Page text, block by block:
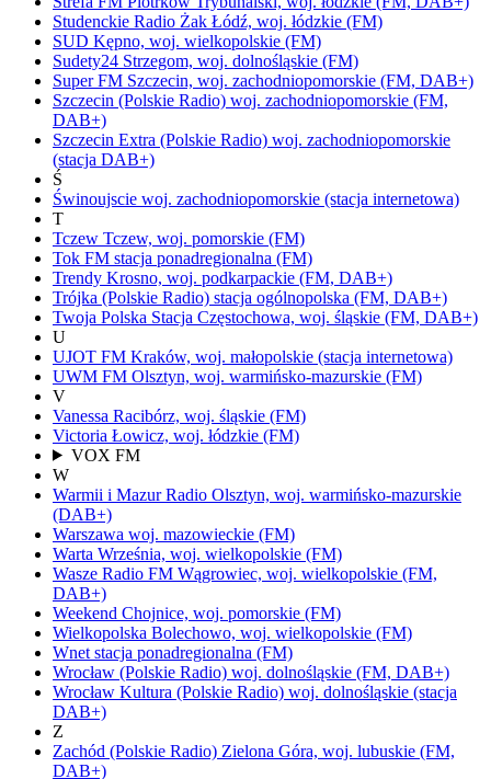
Studenckie Radio Żak Łódź, woj. łódzkie (FM)
SUD Kępno, woj. wielkopolskie (FM)
Sudety24 Strzegom, woj. dolnośląskie (FM)
Super FM Szczecin, woj. zachodniopomorskie (FM, DAB+)
Szczecin (Polskie Radio) woj. zachodniopomorskie (FM,
DAB+)
Szczecin Extra (Polskie Radio) woj. zachodniopomorskie
(stacja DAB+)
Ś
Świnoujscie woj. zachodniopomorskie (stacja internetowa)
T
Tczew Tczew, woj. pomorskie (FM)
Tok FM stacja ponadregionalna (FM)
Trendy Krosno, woj. podkarpackie (FM, DAB+)
Trójka (Polskie Radio) stacja ogólnopolska (FM, DAB+)
Twoja Polska Stacja Częstochowa, woj. śląskie (FM, DAB+)
U
UJOT FM Kraków, woj. małopolskie (stacja internetowa)
UWM FM Olsztyn, woj. warmińsko-mazurskie (FM)
V
Vanessa Racibórz, woj. śląskie (FM)
Victoria Łowicz, woj. łódzkie (FM)
VOX FM
W
Warmii i Mazur Radio Olsztyn, woj. warmińsko-mazurskie
(DAB+)
Warszawa woj. mazowieckie (FM)
Warta Września, woj. wielkopolskie (FM)
Wasze Radio FM Wągrowiec, woj. wielkopolskie (FM,
DAB+)
Weekend Chojnice, woj. pomorskie (FM)
Wielkopolska Bolechowo, woj. wielkopolskie (FM)
Wnet stacja ponadregionalna (FM)
Wrocław (Polskie Radio) woj. dolnośląskie (FM, DAB+)
Wrocław Kultura (Polskie Radio) woj. dolnośląskie (stacja
DAB+)
Z
Zachód (Polskie Radio) Zielona Góra, woj. lubuskie (FM,
DAB+)